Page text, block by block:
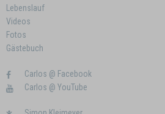
Lebenslauf
Videos
Fotos
Gästebuch
Carlos @ Facebook
Carlos @ YouTube